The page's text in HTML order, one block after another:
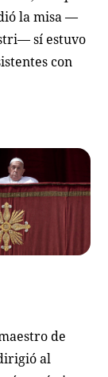
la misa —
sí estuvo
con
de
al